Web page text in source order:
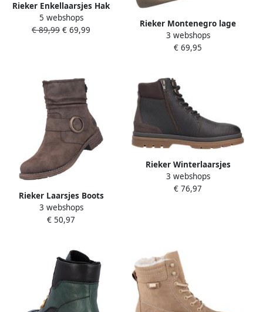
Rieker Enkellaarsjes Hak
Enkellaarsjes Hak
Zilverkleur
5 webshops
€ 89,99 € 69,99
Rieker Montenegro lage
sneakers met veters
3 webshops
€ 69,95
Rieker Laarsjes Boots
blokhak slouchy schacht en
ritssluiting aan de
3 webshops
€ 50,97
Rieker Winterlaarsjes
Winterboots veterboots
profielzool met TEX-
3 webshops
€ 76,97